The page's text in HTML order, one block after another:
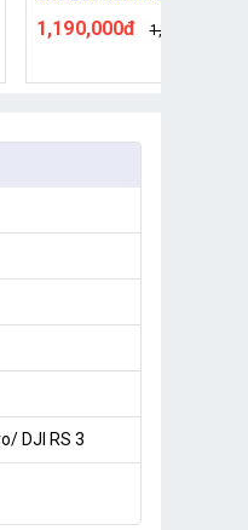
2/RSC 2/ RS 3/ RS 3 Pro
1,190,000đ 1,350,000đ
DJI RS 3